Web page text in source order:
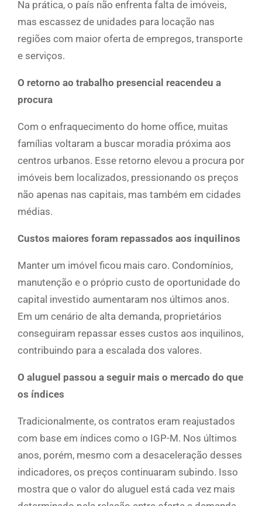
Na prática, o país não enfrenta falta de imóveis,
mas escassez de unidades para locação nas
regiões com maior oferta de empregos, transporte
e serviços.
O retorno ao trabalho presencial reacendeu a
procura
Com o enfraquecimento do home office, muitas
famílias voltaram a buscar moradia próxima aos
centros urbanos. Esse retorno elevou a procura por
imóveis bem localizados, pressionando os preços
não apenas nas capitais, mas também em cidades
médias.
Custos maiores foram repassados aos inquilinos
Manter um imóvel ficou mais caro. Condomínios,
manutenção e o próprio custo de oportunidade do
capital investido aumentaram nos últimos anos.
Em um cenário de alta demanda, proprietários
conseguiram repassar esses custos aos inquilinos,
contribuindo para a escalada dos valores.
O aluguel passou a seguir mais o mercado do que
os índices
Tradicionalmente, os contratos eram reajustados
com base em índices como o IGP-M. Nos últimos
anos, porém, mesmo com a desaceleração desses
indicadores, os preços continuaram subindo. Isso
mostra que o valor do aluguel está cada vez mais